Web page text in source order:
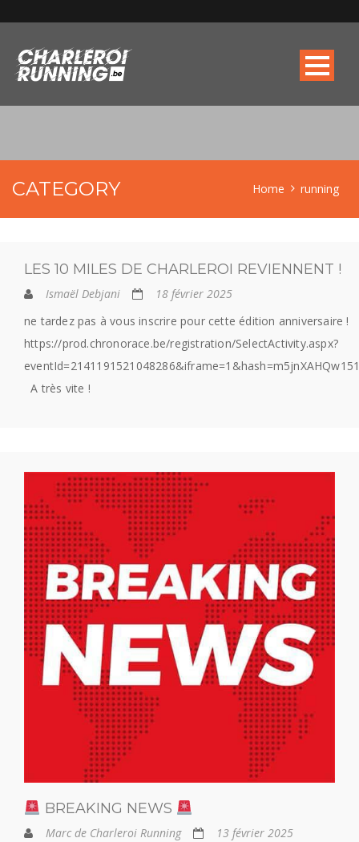
CATEGORY Home running
LES 10 MILES DE CHARLEROI REVIENNENT !
Ismaël Debjani
18 février 2025
ne tardez pas à vous inscrire pour cette édition anniversaire !
https://prod.chronorace.be/registration/SelectActivity.aspx?
A très vite !
BREAKING NEWS
Marc de Charleroi Running
13 février 2025